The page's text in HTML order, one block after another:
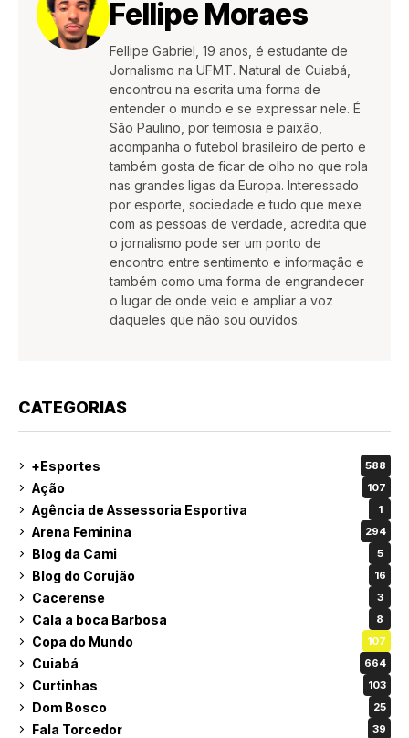
Fellipe Moraes
Fellipe Gabriel, 19 anos, é estudante de
Jornalismo na UFMT. Natural de Cuiabá,
encontrou na escrita uma forma de
entender o mundo e se expressar nele. É
São Paulino, por teimosia e paixão,
acompanha o futebol brasileiro de perto e
também gosta de ficar de olho no que rola
nas grandes ligas da Europa. Interessado
por esporte, sociedade e tudo que mexe
com as pessoas de verdade, acredita que
o jornalismo pode ser um ponto de
encontro entre sentimento e informação e
também como uma forma de engrandecer
o lugar de onde veio e ampliar a voz
daqueles que não sou ouvidos.
CATEGORIAS
+Esportes 588
Ação 107
Agência de Assessoria Esportiva 1
Arena Feminina 294
Blog da Cami 5
Blog do Corujão 16
Cacerense 3
Cala a boca Barbosa 8
Copa do Mundo 107
Cuiabá 664
Curtinhas 103
Dom Bosco 25
Fala Torcedor 39